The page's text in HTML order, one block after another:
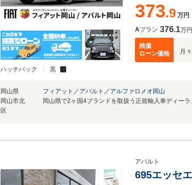
ハッチバック 黒
373.9 万円
Aプラン 376.1万円
残価
ローン価格
月々
岡山県
岡山市北
区
フィアット／アバルト／アルファロメオ岡山
岡山県で2
アバルト
695エッセ